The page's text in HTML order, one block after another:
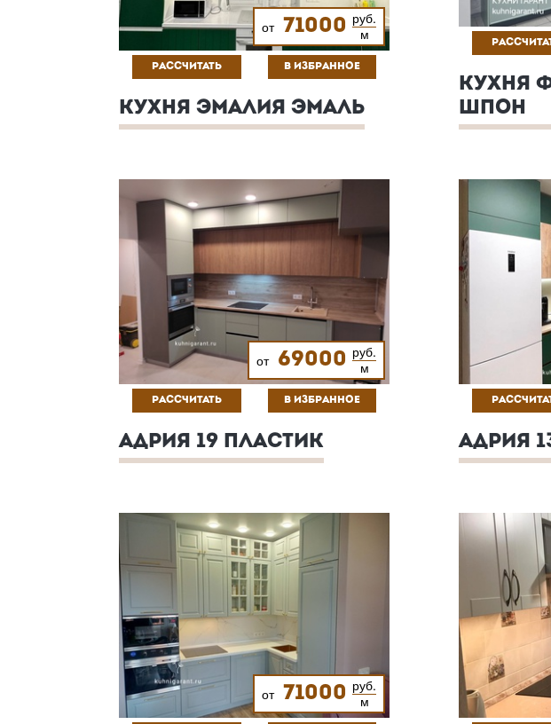
от 71000 руб.
м
РАССЧИТАТЬ В ИЗБРАННОЕ
КУХНЯ ЭМАЛИЯ ЭМАЛЬ
КУХНЯ
ШПОН
от 69000 руб.
м
РАССЧИТАТЬ В ИЗБРАННОЕ
АДРИЯ 19 ПЛАСТИК АДРИЯ
от 71000 руб.
м